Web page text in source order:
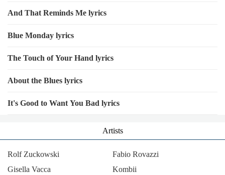
나는 선입금만 받아
I'm so sick and tired of this motherfuckers
많이 사긴 했지만 좀 더
Bustdown bitches
Shoutout to Wet Season and Fuck Peace Love
Love that's what she want from me
And That Reminds Me lyrics
Blue Monday lyrics
The Touch of Your Hand lyrics
About the Blues lyrics
It's Good to Want You Bad lyrics
Artists
Rolf Zuckowski
Fabio Rovazzi
Gisella Vacca
Kombii